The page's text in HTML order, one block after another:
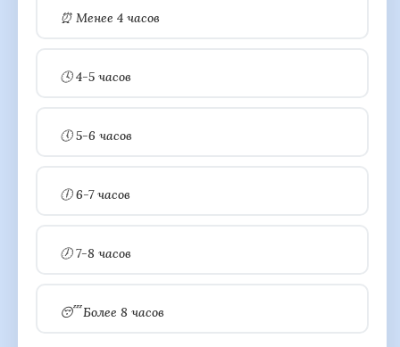
⏰ Менее 4 часов
🕓 4-5 часов
🕔 5-6 часов
🕕 6-7 часов
🕖 7-8 часов
😴 Более 8 часов